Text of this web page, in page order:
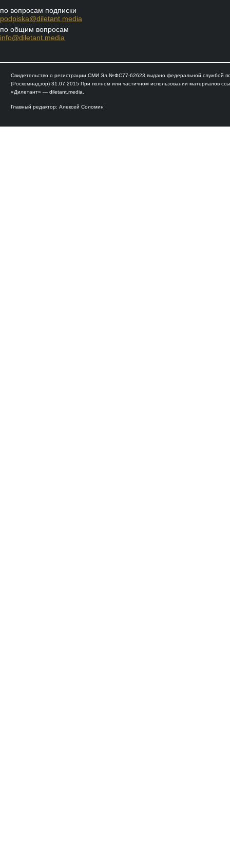
по вопросам подписки
podpiska@diletant.media
по общим вопросам
info@diletant.media
Свидетельство о регистрации СМИ Эл №ФС77-62623 выдано федеральной службой
(Роскомнадзор) 31.07.2015 При полном или частичном использовании материалов
«Дилетант» — diletant.media.
Главный редактор: Алексей Соломин